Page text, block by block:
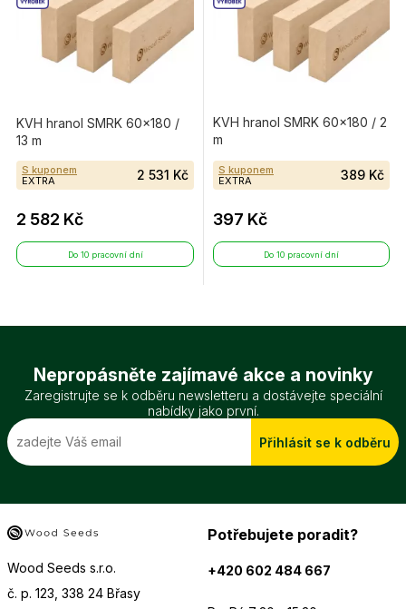
KVH hranol SMRK 60×180 /
13 m
S kuponem
EXTRA
2 531 Kč
2 582 Kč
Do 10 pracovní dní
KVH hranol SMRK 60×180 / 2
m
S kuponem
EXTRA
389 Kč
397 Kč
Do 10 pracovní dní
Nepropásněte zajímavé akce a novinky
Zaregistrujte se k odběru newsletteru a dostávejte speciální
nabídky jako první.
Přihlásit se k odběru
Wood Seeds s.r.o.
č. p. 123, 338 24 Břasy
Potřebujete poradit?
+420 602 484 667